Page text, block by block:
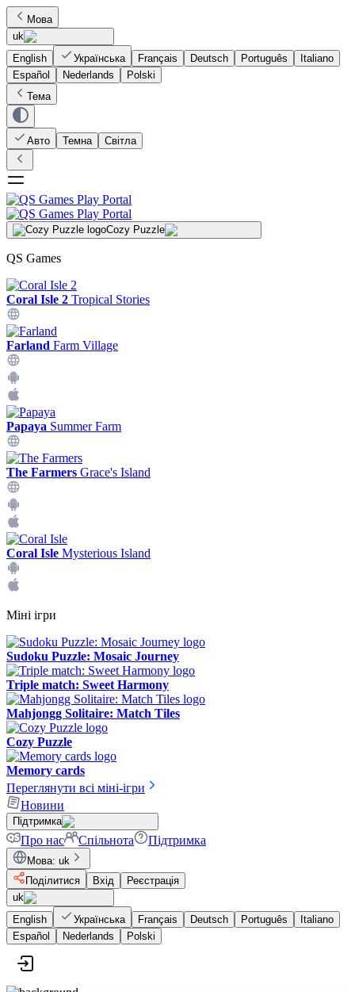
Мова
uk
English
Українська Français Deutsch Português
Italiano
Español
Nederlands
Polski
Тема
Авто Темна Світла
Cozy Puzzle
QS Games
Coral Isle 2 Tropical Stories
Farland Farm Village
Papaya Summer Farm
The Farmers Grace's Island
Coral Isle Mysterious Island
Міні ігри
Sudoku Puzzle: Mosaic Journey
Triple match: Sweet Harmony
Mahjongg Solitaire: Match Tiles
Cozy Puzzle
Memory cards
Переглянути всі міні-ігри
Новини
Підтримка
Про нас Спільнота Підтримка
Мова: uk
Поділитися
Вхід
Реєстрація
uk
English
Українська Français Deutsch Português
Italiano
Español
Nederlands Polski